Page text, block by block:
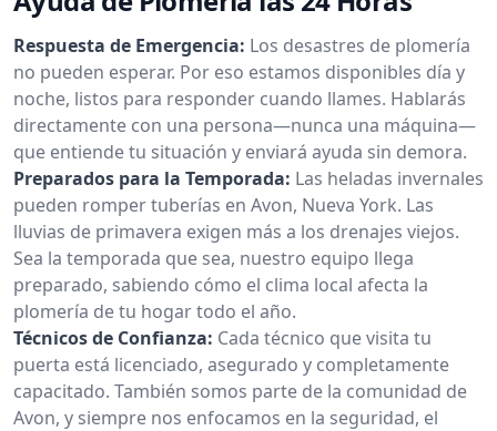
Respuesta de Emergencia: Los desastres de plomería
no pueden esperar. Por eso estamos disponibles día y
noche, listos para responder cuando llames. Hablarás
directamente con una persona—nunca una máquina—
que entiende tu situación y enviará ayuda sin demora.
Preparados para la Temporada: Las heladas invernales
pueden romper tuberías en Avon, Nueva York. Las
lluvias de primavera exigen más a los drenajes viejos.
Sea la temporada que sea, nuestro equipo llega
preparado, sabiendo cómo el clima local afecta la
plomería de tu hogar todo el año.
Técnicos de Confianza: Cada técnico que visita tu
puerta está licenciado, asegurado y completamente
capacitado. También somos parte de la comunidad de
Avon, y siempre nos enfocamos en la seguridad, el